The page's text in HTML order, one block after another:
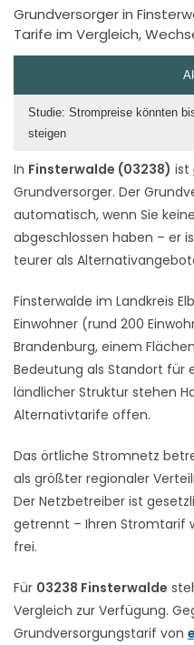
Grundversorger in
Tarife im Vergleich,
In Finsterwalde (03238) ist
Grundversorger. Der
automatisch, wenn Sie
abgeschlossen haben – er
teurer als
Finsterwalde im Landkreis
Einwohner (rund 200
Brandenburg, einem
Bedeutung als Standort für
ländlicher Struktur stehen
Alternativtarife offen.
Das örtliche Stromnetz
als größter regionaler
Der Netzbetreiber ist
getrennt – Ihren Stromtarif
frei.
Für 03238 Finsterwalde
Vergleich zur Verfügung.
Grundversorgungstarif von
Studie: Strompreise könnten
steigen